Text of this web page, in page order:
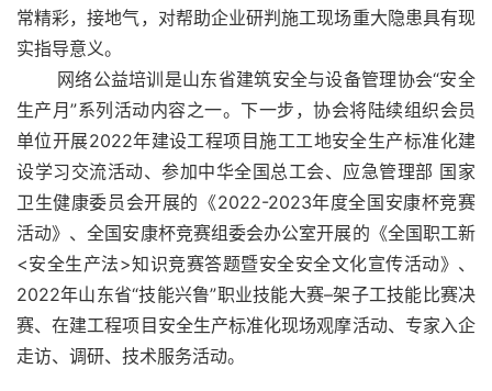
常精彩，接地气，对帮助企业研判施工现场重大隐患具有现
实指导意义。
生产月”系列活动内容之一。下一步，协会将陆续组织会员
单位开展2022年建设工程项目施工工地安全生产标准化建
设学习交流活动、参加中华全国总工会、应急管理部 国家
卫生健康委员会开展的《2022-2023年度全国安康杯竞赛
活动》、全国安康杯竞赛组委会办公室开展的《全国职工新
<安全生产法>知识竞赛答题暨安全安全文化宣传活动》、
2022年山东省“技能兴鲁”职业技能大赛–架子工技能比赛决
赛、在建工程项目安全生产标准化现场观摩活动、专家入企
走访、调研、技术服务活动。